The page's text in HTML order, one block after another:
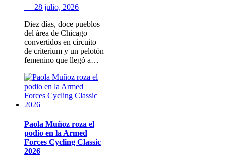
— 28 julio, 2026
Diez días, doce pueblos
del área de Chicago
convertidos en circuito
de criterium y un pelotón
femenino que llegó a…
Paola Muñoz roza el
podio en la Armed
Forces Cycling Classic
2026